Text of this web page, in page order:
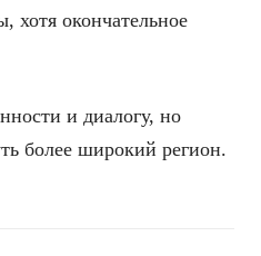
хотя окончательное
и диалогу, но
более широкий регион.